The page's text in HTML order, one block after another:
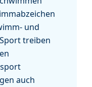
und
treiben
auch